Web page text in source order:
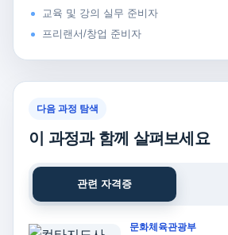
교육 및 강의 실무 준비자
프리랜서/창업 준비자
다음 과정 탐색
이 과정과 함께 살펴보세요
관련 자격증
문화체육관광부